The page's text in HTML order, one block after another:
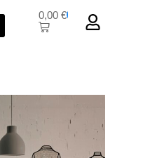
0,00€